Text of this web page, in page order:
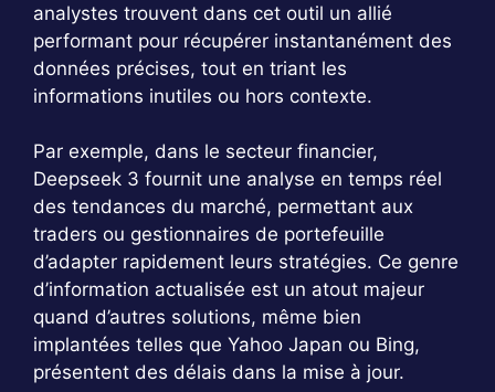
analystes trouvent dans cet outil un allié
performant pour récupérer instantanément des
données précises, tout en triant les
informations inutiles ou hors contexte.
Par exemple, dans le secteur financier,
Deepseek 3 fournit une analyse en temps réel
des tendances du marché, permettant aux
traders ou gestionnaires de portefeuille
d’adapter rapidement leurs stratégies. Ce genre
d’information actualisée est un atout majeur
quand d’autres solutions, même bien
implantées telles que Yahoo Japan ou Bing,
présentent des délais dans la mise à jour.